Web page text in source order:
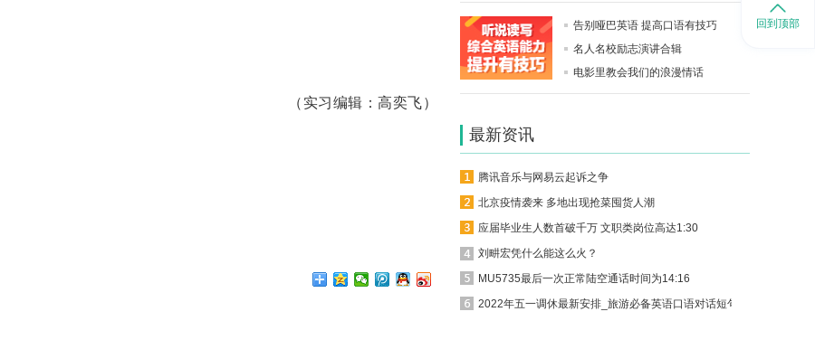
（实习编辑：高奕飞）
告别哑巴英语 提高口语有技巧
名人名校励志演讲合辑
电影里教会我们的浪漫情话
最新资讯
腾讯音乐与网易云起诉之争
北京疫情袭来 多地出现抢菜囤货人潮
应届毕业生人数首破千万 文职类岗位高达1:30
刘畊宏凭什么能这么火？
MU5735最后一次正常陆空通话时间为14:16
2022年五一调休最新安排_旅游必备英语口语对话短句
回到顶部